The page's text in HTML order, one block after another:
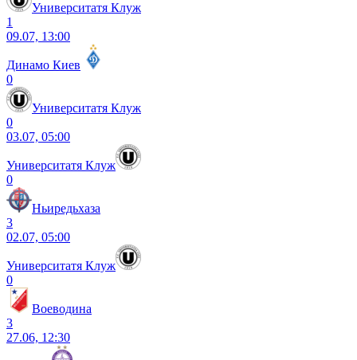
Университатя Клуж
1
09.07, 13:00
Динамо Киев
0
Университатя Клуж
0
03.07, 05:00
Университатя Клуж
0
Ньиредьхаза
3
02.07, 05:00
Университатя Клуж
0
Воеводина
3
27.06, 12:30